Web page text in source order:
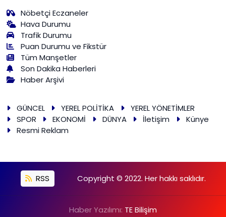
Nöbetçi Eczaneler
Hava Durumu
Trafik Durumu
Puan Durumu ve Fikstür
Tüm Manşetler
Son Dakika Haberleri
Haber Arşivi
GÜNCEL YEREL POLİTİKA
YEREL YÖNETİMLER
SPOR
EKONOMİ DÜNYA İletişim
Künye
Resmi Reklam
RSS Copyright © 2022. Her hakkı saklıdır.
Haber Yazılımı: TE Bilişim